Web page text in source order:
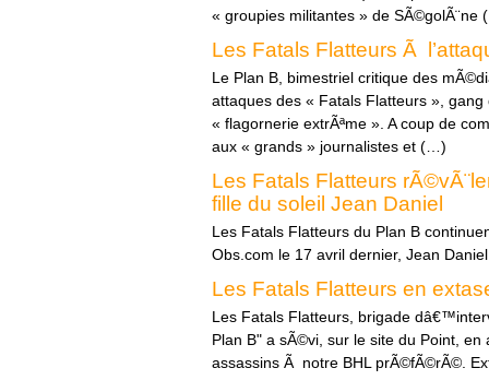
« groupies militantes » de SÃ©golÃ¨ne
Les Fatals Flatteurs Ã
Le Plan B, bimestriel critique des
attaques des « Fatals Flatteurs »,
« flagornerie extrÃªme ». A coup de
aux « grands » journalistes et (…)
Les Fatals Flatteurs
fille du soleil Jean Daniel
Les Fatals Flatteurs du Plan B
Obs.com le 17 avril dernier, Jean
Les Fatals Flatteurs en
Les Fatals Flatteurs, brigade
Plan B" a sÃ©vi, sur le site du Point,
assassins Ã notre BHL prÃ©fÃ©rÃ©.